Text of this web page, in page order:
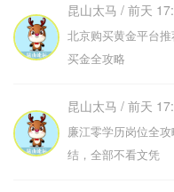
昆山太马 / 前天
北京购买黄金平台
买金全攻略
昆山太马 / 前天
廉江零学历岗位全
结，全部不看文凭